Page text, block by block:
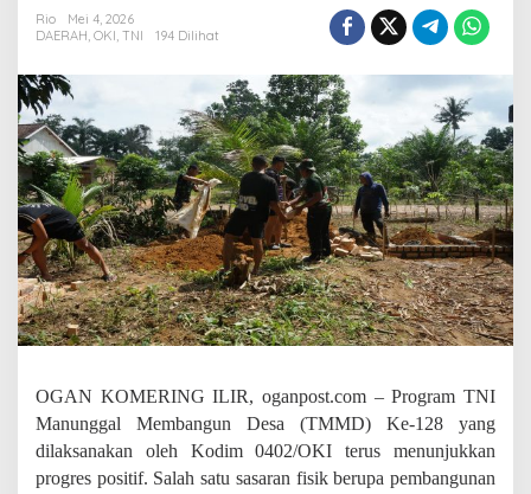
8
d
i
m
0
4
0
2
/
O
K
I
K
b
u
t
P
e
Rio
Mei 4, 2026
DAERAH, OKI, TNI 194 Dilihat
OGAN KOMERING ILIR, oganpost.com – Program TNI
Manunggal Membangun Desa (TMMD) Ke-128 yang
dilaksanakan oleh Kodim 0402/OKI terus menunjukkan
progres positif. Salah satu sasaran fisik berupa pembangunan